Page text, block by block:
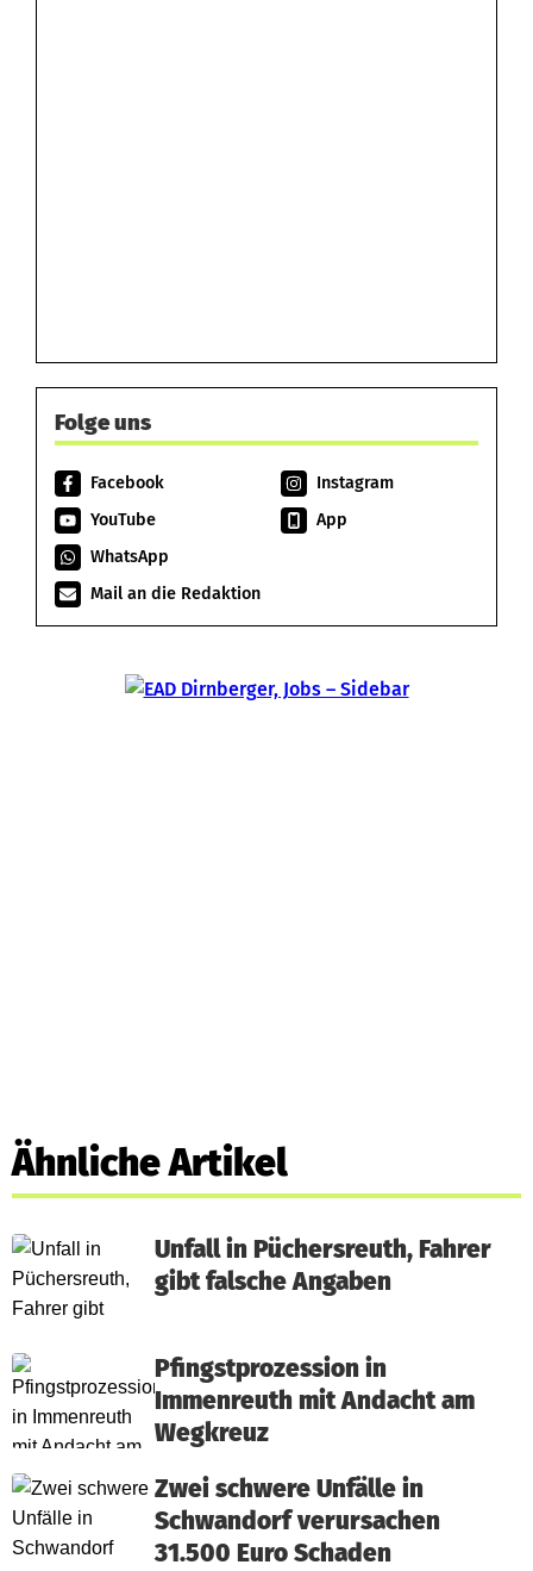
Folge uns
Facebook
Instagram
YouTube
App
WhatsApp
Mail an die Redaktion
Ähnliche Artikel
Unfall in Püchersreuth, Fahrer
gibt falsche Angaben
Pfingstprozession in
Immenreuth mit Andacht am
Wegkreuz
Zwei schwere Unfälle in
Schwandorf verursachen
31.500 Euro Schaden